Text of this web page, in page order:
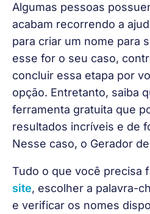
Algumas pessoas
acabam recorrendo a
para criar um nome para
esse for o seu caso,
concluir essa etapa por
opção. Entretanto, saiba
ferramenta gratuita que
resultados incríveis e de
Nesse caso, o Gerador
Tudo o que você precisa
site, escolher a palavra-
e verificar os nomes